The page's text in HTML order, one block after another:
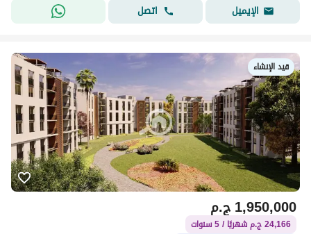
الإيميل
اتصل
قيد الإنشاء
ج.م1,950,000
24,166 ج.م شهريًا / 5 سنوات